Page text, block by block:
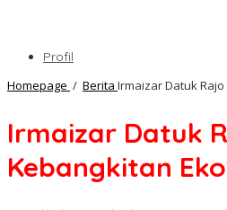
Profil
Homepage / Berita Irmaizar Datuk
Irmaizar Datuk
Kebangkitan